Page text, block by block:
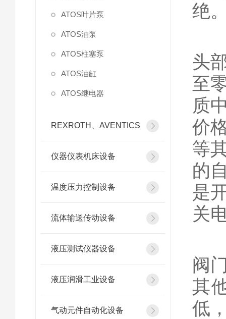
ATOS叶片泵
ATOS油泵
ATOS柱塞泵
ATOS油缸
ATOS继电器
REXROTH、AVENTICS
仪器仪表机床设备
温度压力控制设备
流体输送传动设备
液压测试仪器设备
液压润滑工业设备
气动元件自动化设备
绝
头
至
质
价
等
的
是
关
阀
其
低